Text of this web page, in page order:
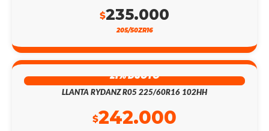
$235.000
205/50ZR16
21% DSCTO
LLANTA RYDANZ R05 225/60R16 102HH
$242.000